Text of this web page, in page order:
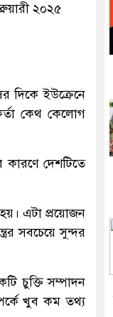
২০২৫
দিকে ইউক্রেনে
কেথ কেলোগ
কারণে দেশটিতে
এটা প্রয়োজন
সবচেয়ে সুন্দর
চুক্তি সম্পাদন
খুব কম তথ্য